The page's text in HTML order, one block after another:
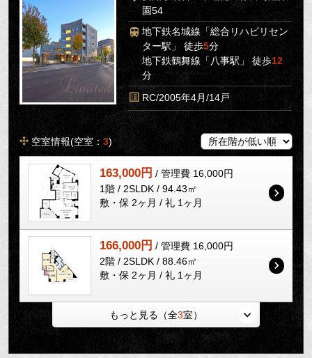
園54
地下鉄名城線「総合リハビリセン
ター駅」 徒歩5分
地下鉄鶴舞線「八事駅」 徒歩12
分
RC/2005年4月/14戸
空室情報(空室：3)
163,000円 / 管理費 16,000円
1階 / 2SLDK / 94.43㎡
敷・保 2ヶ月 / 礼 1ヶ月
166,000円 / 管理費 16,000円
2階 / 2SLDK / 88.46㎡
敷・保 2ヶ月 / 礼 1ヶ月
もっと見る（全3室）